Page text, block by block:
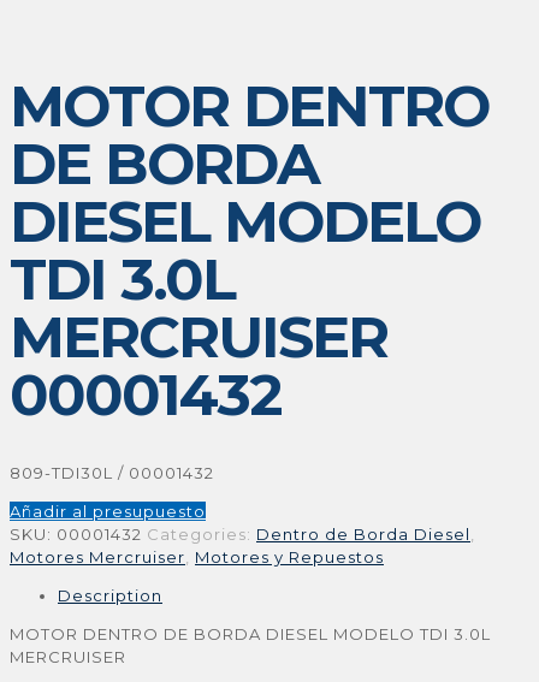
MOTOR DENTRO
DE BORDA
DIESEL MODELO
TDI 3.0L
MERCRUISER
00001432
809-TDI30L / 00001432
Añadir al presupuesto
SKU: 00001432 Categories: Dentro de Borda Diesel
Motores Mercruiser
Motores y Repuestos
Description
MOTOR DENTRO DE BORDA DIESEL MODELO TDI 3.0L
MERCRUISER